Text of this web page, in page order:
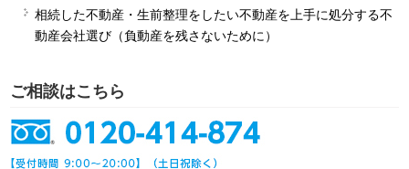
相続した不動産・生前整理をしたい不動産を上手に処分する不
動産会社選び（負動産を残さないために）
ご相談はこちら